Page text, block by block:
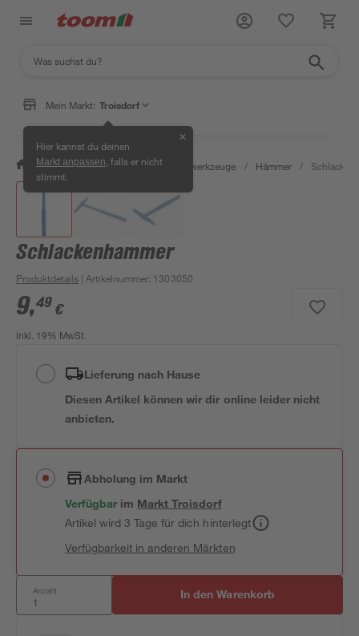
Mein Markt: Troisdorf
Hier kannst du deinen
Markt anpassen , falls er nicht
stimmt.
✕
/ Werkstatt & Maschinen / Handwerkzeuge / Hämmer /
Schlackenhammer
Produktdetails | Artikelnummer: 1303050
9,49 €
inkl. 19% MwSt.
Lieferung nach Hause
Diesen Artikel können wir dir online leider nicht
anbieten.
Abholung im Markt
Verfügbar im MarktTroisdorf
Artikel wird 3 Tage für dich hinterlegt
Verfügbarkeit in anderen Märkten
Anzahl: In den Warenkorb